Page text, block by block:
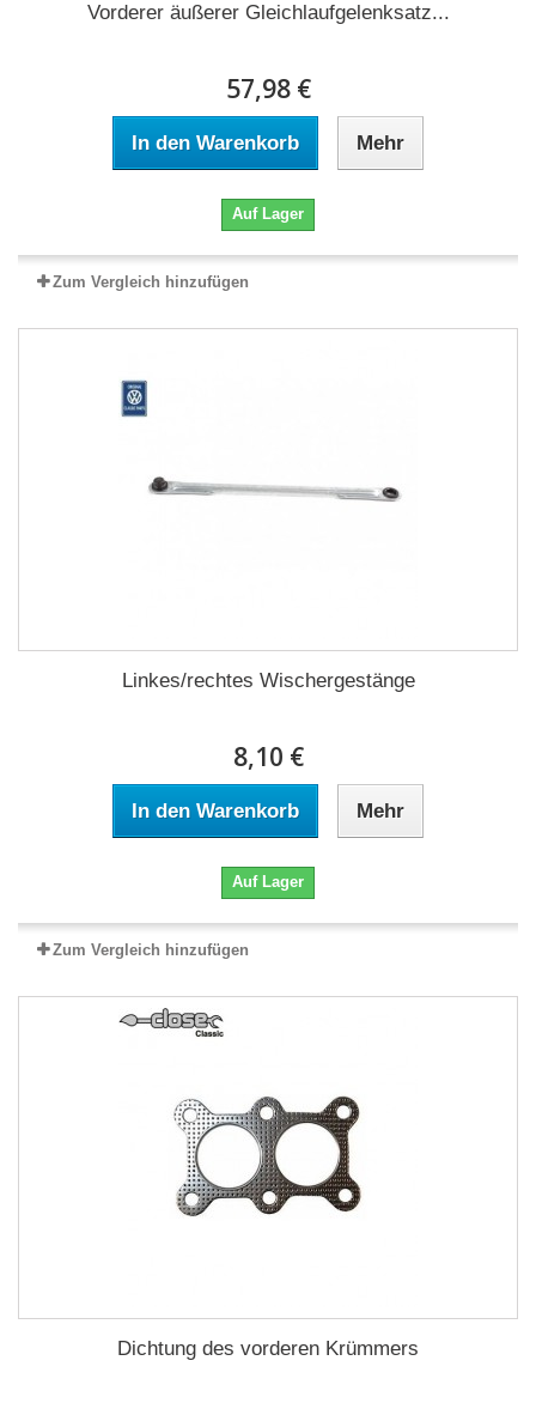
Vorderer äußerer Gleichlaufgelenksatz...
57,98 €
In den Warenkorb Mehr
Auf Lager
Zum Vergleich hinzufügen
Linkes/rechtes Wischergestänge
8,10 €
In den Warenkorb Mehr
Auf Lager
Zum Vergleich hinzufügen
Dichtung des vorderen Krümmers